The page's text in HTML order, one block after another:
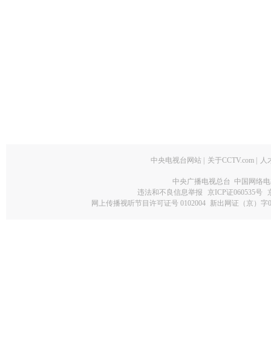
中央电视台网站 关于CCTV.com 人
中央广播电视总台 中国网络
违法和不良信息举报
京ICP证060535号
网上传播视听节目许可证号 0102004 新出网证（京）